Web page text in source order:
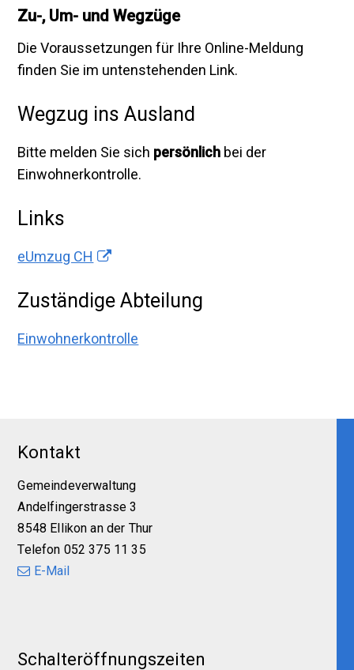
Zu-, Um- und Wegzüge
Die Voraussetzungen für Ihre Online-Meldung
finden Sie im untenstehenden Link.
Wegzug ins Ausland
Bitte melden Sie sich persönlich bei der
Einwohnerkontrolle.
Links
eUmzug CH
Zuständige Abteilung
Einwohnerkontrolle
Kontakt
Gemeindeverwaltung
Andelfingerstrasse 3
8548 Ellikon an der Thur
Telefon 052 375 11 35
E-Mail
Schalteröffnungszeiten